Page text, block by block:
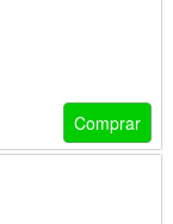
Comprar